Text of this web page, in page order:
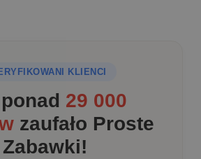
KLIENCI
29 000
zaufało Proste
Zabawki!